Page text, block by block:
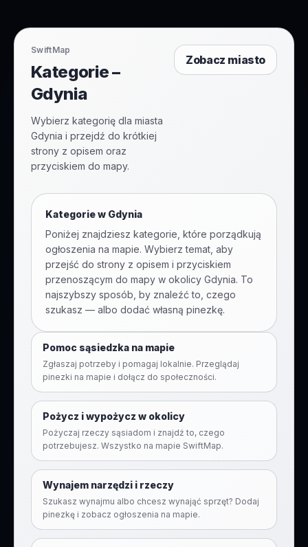
SwiftMap
Kategorie –
Gdynia
Wybierz kategorię dla miasta
Gdynia i przejdź do krótkiej
strony z opisem oraz
przyciskiem do mapy.
Zobacz miasto
Kategorie w Gdynia
Poniżej znajdziesz kategorie, które porządkują
ogłoszenia na mapie. Wybierz temat, aby
przejść do strony z opisem i przyciskiem
przenoszącym do mapy w okolicy Gdynia. To
najszybszy sposób, by znaleźć to, czego
szukasz — albo dodać własną pinezkę.
Pomoc sąsiedzka na mapie
Zgłaszaj potrzeby i pomagaj lokalnie. Przeglądaj
pinezki na mapie i dołącz do społeczności.
Pożycz i wypożycz w okolicy
Pożyczaj rzeczy sąsiadom i znajdź to, czego
potrzebujesz. Wszystko na mapie SwiftMap.
Wynajem narzędzi i rzeczy
Szukasz wynajmu albo chcesz wynająć sprzęt? Dodaj
pinezkę i zobacz ogłoszenia na mapie.